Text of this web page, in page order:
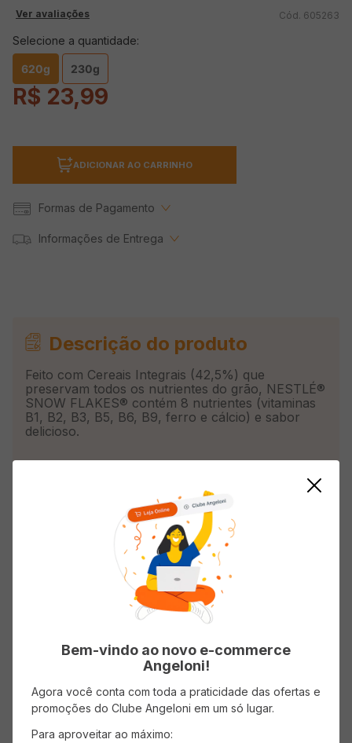
Ver avaliações 605263
Selecione a quantidade:
620g 230g
R$ 23,99
ADICIONAR AO CARRINHO
Formas de Pagamento
Informações de Entrega
Descrição do produto
Feito com Cereais Integrais (42,5%) que
preservam todos os nutrientes do grão, NESTLÉ®
SNOW FLAKES® contém 8 nutrientes (vitaminas
B1, B2, B3, B5, B6, B9, ferro e cálcio) e sabor
delicioso.
Informações do Produto
Nacional
Avaliações
Classificação média: 0(0 avaliações)
Faça login para escrever uma avaliação.
Bem-vindo ao novo e-commerce
Angeloni!
Agora você conta com toda a praticidade das ofertas e
promoções do Clube Angeloni em um só lugar.
Para aproveitar ao máximo: